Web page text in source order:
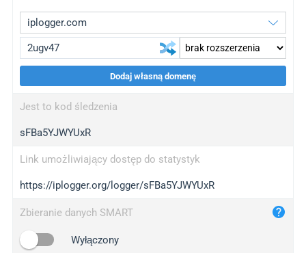
wl.gl
ed.tc
iplogger.com
maper.info
2no.co
Dodaj własną domenę
Jest to kod śledzenia
sFBa5YJWYUxR
Link umożliwiający dostęp do statystyk
https://iplogger.org/logger/sFBa5YJWYUxR
Zbieranie danych SMART
Wyłączony